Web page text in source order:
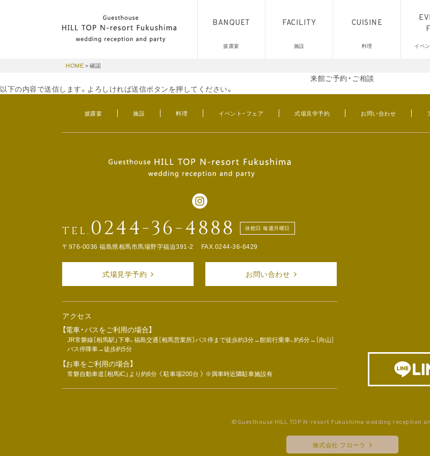
BANQUET
披露宴
FACILITY
施設
CUISINE
料理 イベ
HOME>確認
来館ご予約・ご相談
以下の内容で送信します。よろしければ送信ボタンを押してください。
披露宴 施設 料理 イベント・フェア 式場見学予約 お問い合わせ
TEL. 0244-36-4888 休館日 毎週月曜日
〒976-0036 福島県相馬市馬場野字福迫391-2 FAX.0244-36-6429
式場見学予約 お問い合わせ
アクセス
【電車・バスをご利用の場合】
JR常磐線［相馬駅」下車、福島交通［相馬営業所］バス停まで徒歩約3分→館前行乗車、約6分→［向山］
バス停降車→徒歩約5分
【お車をご利用の場合】
常磐自動車道［相馬IC」より約6分 〈 駐車場200台 〉 ※満車時近隣駐車施設有
©Guesthouse HILL TOP N-resort Fukushima wedding reception
株式会社 フローラ